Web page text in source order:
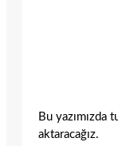
Bu yazımızda
aktaracağız.